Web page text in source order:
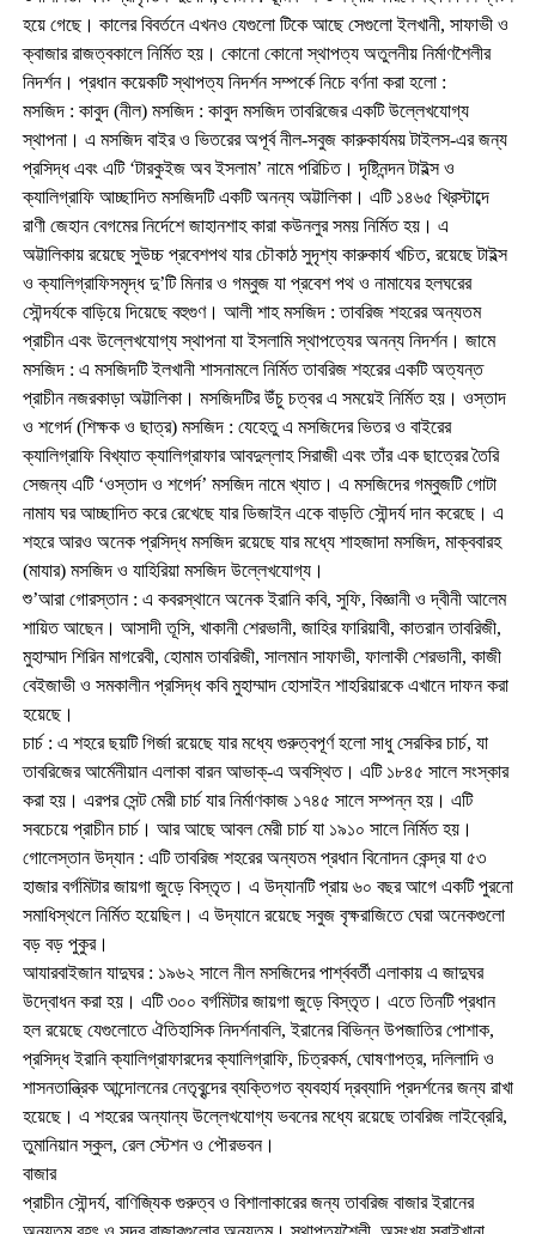
হয়ে গেছে। কালের বিবর্তনে এখনও যেগুলো টিকে আছে সেগুলো ইলখানী, সাফাভী ও
ক্বাজার রাজত্বকালে নির্মিত হয়। কোনো কোনো স্থাপত্য অতুলনীয় নির্মাণশৈলীর
নিদর্শন। প্রধান কয়েকটি স্থাপত্য নিদর্শন সম্পর্কে নিচে বর্ণনা করা হলো :
মসজিদ : কাবুদ (নীল) মসজিদ : কাবুদ মসজিদ তাবরিজের একটি উল্লেখযোগ্য
স্থাপনা। এ মসজিদ বাইর ও ভিতরের অপূর্ব নীল-সবুজ কারুকার্যময় টাইলস-এর জন্য
প্রসিদ্ধ এবং এটি ‘টারকুইজ অব ইসলাম’ নামে পরিচিত। দৃষ্টিনন্দন টাইল্স ও
ক্যালিগ্রাফি আচ্ছাদিত মসজিদটি একটি অনন্য অট্টালিকা। এটি ১৪৬৫ খ্রিস্টাব্দে
রাণী জেহান বেগমের নির্দেশে জাহানশাহ কারা কউনলুর সময় নির্মিত হয়। এ
অট্টালিকায় রয়েছে সুউচ্চ প্রবেশপথ যার চৌকাঠ সুদৃশ্য কারুকার্য খচিত, রয়েছে টাইল্স
ও ক্যালিগ্রাফিসমৃদ্ধ দু’টি মিনার ও গম্বুজ যা প্রবেশ পথ ও নামাযের হলঘরের
সৌন্দর্যকে বাড়িয়ে দিয়েছে বহুগুণ। আলী শাহ মসজিদ : তাবরিজ শহরের অন্যতম
প্রাচীন এবং উল্লেখযোগ্য স্থাপনা যা ইসলামি স্থাপত্যের অনন্য নিদর্শন। জামে
মসজিদ : এ মসজিদটি ইলখানী শাসনামলে নির্মিত তাবরিজ শহরের একটি অত্যন্ত
প্রাচীন নজরকাড়া অট্টালিকা। মসজিদটির উঁচু চত্বর এ সময়েই নির্মিত হয়। ওস্তাদ
ও শগের্দ (শিক্ষক ও ছাত্র) মসজিদ : যেহেতু এ মসজিদের ভিতর ও বাইরের
ক্যালিগ্রাফি বিখ্যাত ক্যালিগ্রাফার আবদুল্লাহ সিরাজী এবং তাঁর এক ছাত্রের তৈরি
সেজন্য এটি ‘ওস্তাদ ও শগের্দ’ মসজিদ নামে খ্যাত। এ মসজিদের গম্বুজটি গোটা
নামায ঘর আচ্ছাদিত করে রেখেছে যার ডিজাইন একে বাড়তি সৌন্দর্য দান করেছে। এ
শহরে আরও অনেক প্রসিদ্ধ মসজিদ রয়েছে যার মধ্যে শাহজাদা মসজিদ, মাক্ববারহ
(মাযার) মসজিদ ও যাহিরিয়া মসজিদ উল্লেখযোগ্য।
শু’আরা গোরস্তান : এ কবরস্থানে অনেক ইরানি কবি, সুফি, বিজ্ঞানী ও দ্বীনী আলেম
শায়িত আছেন। আসাদী তূসি, খাকানী শেরভানী, জাহির ফারিয়াবী, কাতরান তাবরিজী,
মুহাম্মাদ শিরিন মাগরেবী, হোমাম তাবরিজী, সালমান সাফাভী, ফালাকী শেরভানী, কাজী
বেইজাভী ও সমকালীন প্রসিদ্ধ কবি মুহাম্মাদ হোসাইন শাহরিয়ারকে এখানে দাফন করা
হয়েছে।
চার্চ : এ শহরে ছয়টি গির্জা রয়েছে যার মধ্যে গুরুত্বপূর্ণ হলো সাধু সেরকির চার্চ, যা
তাবরিজের আর্মেনীয়ান এলাকা বারন আভাক্-এ অবস্থিত। এটি ১৮৪৫ সালে সংস্কার
করা হয়। এরপর সেন্ট মেরী চার্চ যার নির্মাণকাজ ১৭৪৫ সালে সম্পন্ন হয়। এটি
সবচেয়ে প্রাচীন চার্চ। আর আছে আবল মেরী চার্চ যা ১৯১০ সালে নির্মিত হয়।
গোলেস্তান উদ্যান : এটি তাবরিজ শহরের অন্যতম প্রধান বিনোদন কেন্দ্র যা ৫৩
হাজার বর্গমিটার জায়গা জুড়ে বিস্তৃত। এ উদ্যানটি প্রায় ৬০ বছর আগে একটি পুরনো
সমাধিস্থলে নির্মিত হয়েছিল। এ উদ্যানে রয়েছে সবুজ বৃক্ষরাজিতে ঘেরা অনেকগুলো
বড় বড় পুকুর।
আযারবাইজান যাদুঘর : ১৯৬২ সালে নীল মসজিদের পার্শ্ববর্তী এলাকায় এ জাদুঘর
উদ্বোধন করা হয়। এটি ৩০০ বর্গমিটার জায়গা জুড়ে বিস্তৃত। এতে তিনটি প্রধান
হল রয়েছে যেগুলোতে ঐতিহাসিক নিদর্শনাবলি, ইরানের বিভিন্ন উপজাতির পোশাক,
প্রসিদ্ধ ইরানি ক্যালিগ্রাফারদের ক্যালিগ্রাফি, চিত্রকর্ম, ঘোষণাপত্র, দলিলাদি ও
শাসনতান্ত্রিক আন্দোলনের নেতৃবৃন্দের ব্যক্তিগত ব্যবহার্য দ্রব্যাদি প্রদর্শনের জন্য রাখা
হয়েছে। এ শহরের অন্যান্য উল্লেখযোগ্য ভবনের মধ্যে রয়েছে তাবরিজ লাইব্রেরি,
তুমানিয়ান স্কুল, রেল স্টেশন ও পৌরভবন।
বাজার
প্রাচীন সৌন্দর্য, বাণিজ্যিক গুরুত্ব ও বিশালাকারের জন্য তাবরিজ বাজার ইরানের